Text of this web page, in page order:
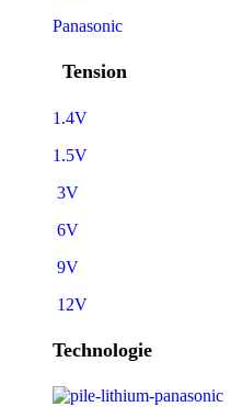
Panasonic
Tension
1.4V
1.5V
3V
6V
9V
12V
Technologie